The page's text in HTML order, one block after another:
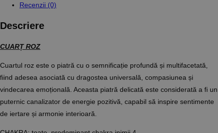
Recenzii (0)
Descriere
CUARȚ ROZ
Cuartul roz este o piatră cu o semnificație profundă și multifacetată,
fiind adesea asociată cu dragostea universală, compasiunea și
vindecarea emoțională. Aceasta piatră delicată este considerată a fi un
puternic canalizator de energie pozitivă, capabil să inspire sentimente
de iertare și armonie interioară.